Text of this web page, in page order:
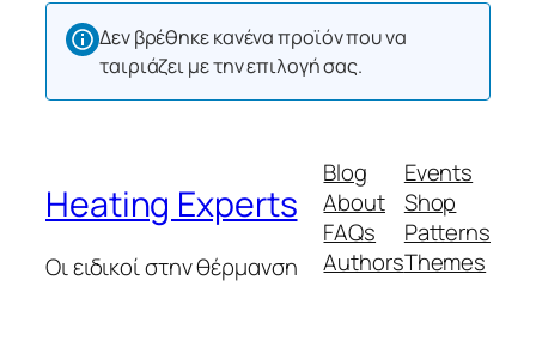
Δεν βρέθηκε κανένα προϊόν που να
ταιριάζει με την επιλογή σας.
Heating Experts
Οι ειδικοί στην θέρμανση
Blog
About
FAQs
Authors
Events
Shop
Patterns
Themes